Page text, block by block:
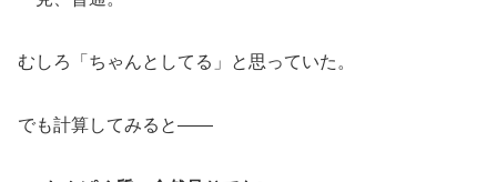
むしろ「ちゃんとしてる」と思っていた。
でも計算してみると——